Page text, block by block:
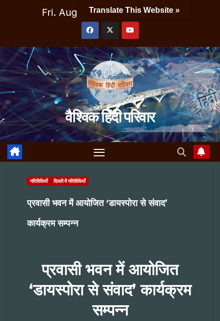
Fri. Aug 7th, 2026 1:27:52 PM
वैश्विक हिंदी परिवार
गतिविधियाँ दिल्ली में गतिविधियाँ
प्रवासी भवन में आयोजित ‘डायस्पोरा से संवाद’
कार्यक्रम सम्पन्न
प्रवासी भवन में आयोजित
‘डायस्पोरा से संवाद’ कार्यक्रम
सम्पन्न
Translate This Website »